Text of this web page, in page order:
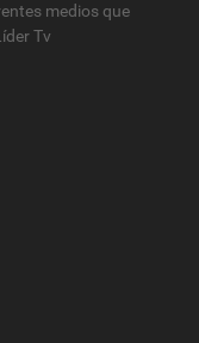
medios que
Tv